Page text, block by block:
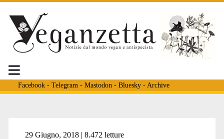
Facebook- Telegram - Mastodon - Bluesky- Archive
Tag:
29 Giugno, 2018 | 8.472 letture